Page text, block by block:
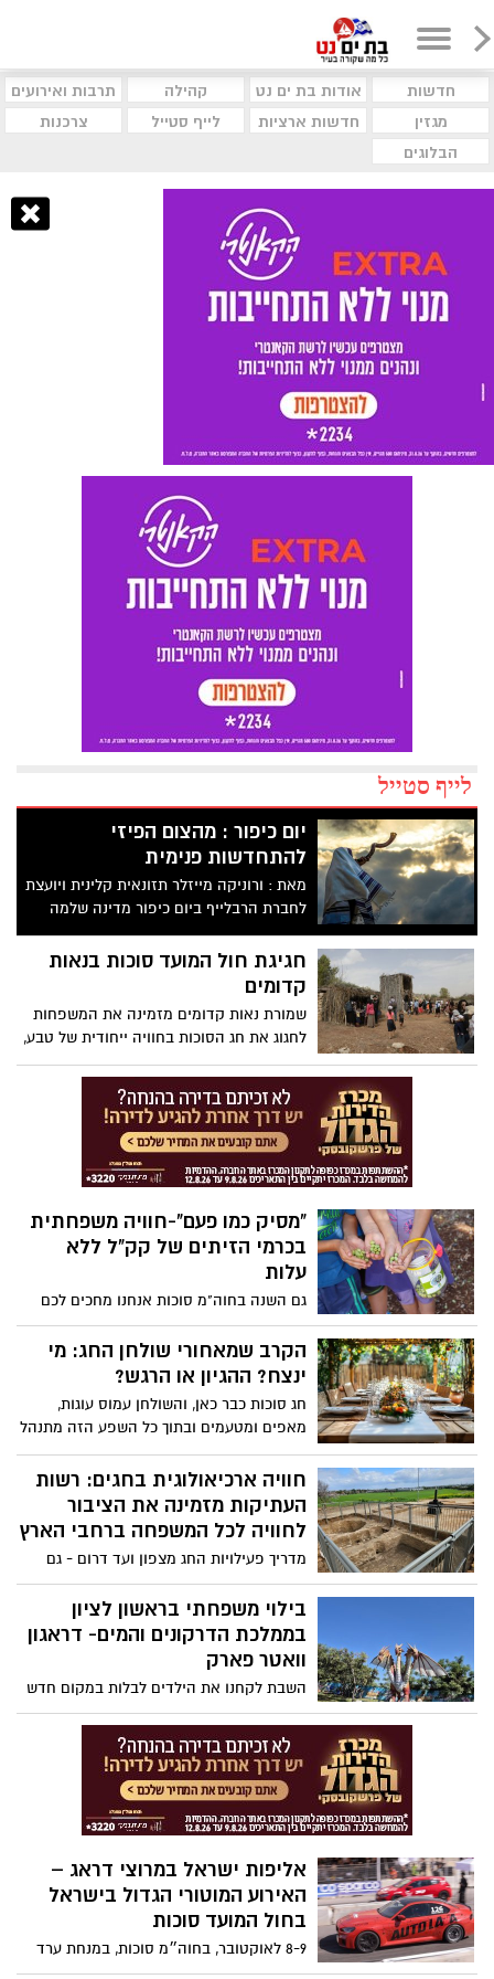
חדשות אודות בת ים נט קהילה
תרבות ואירועים
מגזין
חדשות ארציות לייף סטייל
צרכנות
הבלוגים
לייף סטייל
יום כיפור : מהצום הפיזי
להתחדשות פנימית
מאת : ורוניקה מייזלר תזונאית קלינית ויועצת
לחברת הרבלייף ביום כיפור מדינה שלמה
עוצרת. הרחובות מתרוקנים ממכוניות והאוויר
מתמלא שקט מיוחד, ובתוך ההפוגה הזו רבים
איננו רק מצווה דתית - הוא גם אתגר פיזי
ונפשי, ולעיתים הזדמנות לעצור את המרוץ,
לבחון הרגלים ולשאול את עצמנו: מה נרצה
לקחת לשנה החדשה, ומה הגיע הזמן לשחרר?
חגיגת חול המועד סוכות בנאות
קדומים
שמורת נאות קדומים מזמינה את המשפחות
לחגוג את חג הסוכות בחוויה ייחודית של טבע,
תרבות ושפע ארץ־ישראלי
"מסיק כמו פעם"-חוויה משפחתית
בכרמי הזיתים של קק"ל ללא
עלות
גם השנה בחוה"מ סוכות אנחנו מחכים לכם
עם מסיק זיתים חוויתי לכל המשפחה ביערות
קק"ל. הפעילות כוללת: מסיק זיתים, סיור
מודרך, סדנאות יצירה, הפעלות לילדים
הקרב שמאחורי שולחן החג: מי
ינצח? ההגיון או הרגש?
חג סוכות כבר כאן, והשולחן עמוס עוגות,
מאפים ומטעמים ובתוך כל השפע הזה מתנהל
קרב בלתי נראה: המוח ההגיוני מול מוח
הדחפים. מי ינצח?
חוויה ארכיאולוגית בחגים: רשות
העתיקות מזמינה את הציבור
לחוויה לכל המשפחה ברחבי הארץ
מדריך פעילויות החג מצפון ועד דרום - גם
בחינם >>>
בילוי משפחתי בראשון לציון
בממלכת הדרקונים והמים- דראגון
וואטר פארק
השבת לקחנו את הילדים לבלות במקום חדש
ששמענו עליו לא מעט בקיץ Dragon Water
Park שהוקם לאחרונה במתחם קאנטרי גני
הדר בראשון לציון. כבר בכניסה היה ברור
שמדובר בחוויה מסוג אחר, בכניסה פגשו את
פנינו צוות בידור לצד דרקונים ומוזיקה
חגיגית. כל האזור הוסב לעולם קסום של
שלא להתרשם מהאווירה החגיגית שמילאה
את המתחם
אליפות ישראל במרוצי דראג –
האירוע המוטורי הגדול בישראל
בחול המועד סוכות
8-9 לאוקטובר, בחוה״מ סוכות, במנחת ערד
אירוע ענק במתכונת פסטיבל: תצוגת רכבים